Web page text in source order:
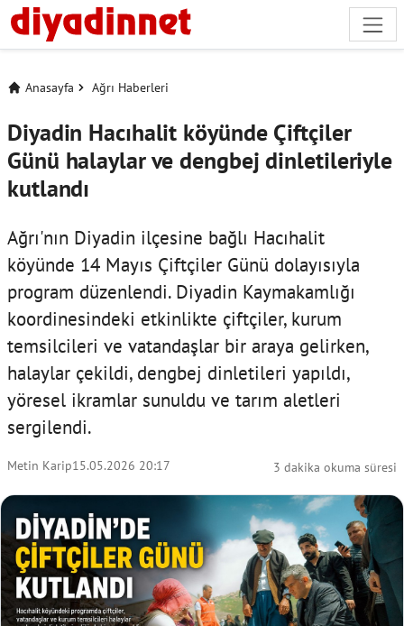
Anasayfa Ağrı Haberleri
Diyadin Hacıhalit köyünde Çiftçiler
Günü halaylar ve dengbej dinletileriyle
kutlandı
Ağrı'nın Diyadin ilçesine bağlı Hacıhalit
köyünde 14 Mayıs Çiftçiler Günü dolayısıyla
program düzenlendi. Diyadin Kaymakamlığı
koordinesindeki etkinlikte çiftçiler, kurum
temsilcileri ve vatandaşlar bir araya gelirken,
halaylar çekildi, dengbej dinletileri yapıldı,
yöresel ikramlar sunuldu ve tarım aletleri
sergilendi.
Metin Karip15.05.2026 20:17 3 dakika okuma süresi